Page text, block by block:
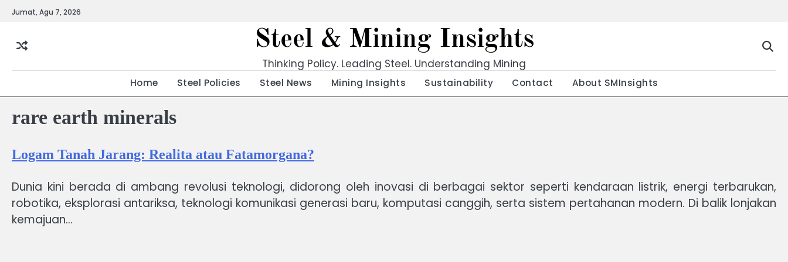
SkipJumat, Agu 7, 2026
Steel & Mining Insights
Thinking Policy. Leading Steel. Understanding Mining
Home Steel Policies Steel News Mining Insights Sustainability Contact About SMInsights
rare earth minerals
Logam Tanah Jarang: Realita atau Fatamorgana?
Dunia kini berada di ambang revolusi teknologi, didorong oleh inovasi di berbagai sektor seperti kendaraan listrik, energi terbarukan,
robotika, eksplorasi antariksa, teknologi komunikasi generasi baru, komputasi canggih, serta sistem pertahanan modern. Di balik lonjakan
kemajuan…